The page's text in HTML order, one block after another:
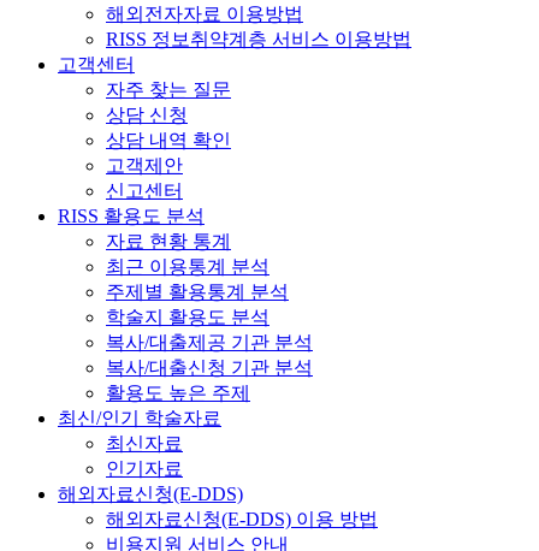
해외전자자료 이용방법
RISS 정보취약계층 서비스 이용방법
고객센터
자주 찾는 질문
상담 신청
상담 내역 확인
고객제안
신고센터
RISS 활용도 분석
자료 현황 통계
최근 이용통계 분석
주제별 활용통계 분석
학술지 활용도 분석
복사/대출제공 기관 분석
복사/대출신청 기관 분석
활용도 높은 주제
최신/인기 학술자료
최신자료
인기자료
해외자료신청(E-DDS)
해외자료신청(E-DDS) 이용 방법
비용지원 서비스 안내